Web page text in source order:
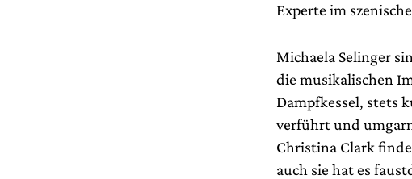
Experte im
Michaela Selinger
die musikalischen
Dampfkessel, stets
verführt und
Christina Clark
auch sie hat es